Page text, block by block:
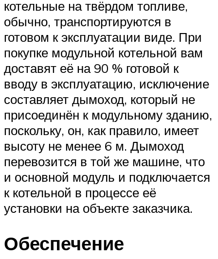
котельные на твёрдом топливе,
обычно, транспортируются в
готовом к эксплуатации виде. При
покупке модульной котельной вам
доставят её на 90 % готовой к
вводу в эксплуатацию, исключение
составляет дымоход, который не
присоединён к модульному зданию,
поскольку, он, как правило, имеет
высоту не менее 6 м. Дымоход
перевозится в той же машине, что
и основной модуль и подключается
к котельной в процессе её
установки на объекте заказчика.
Обеспечение